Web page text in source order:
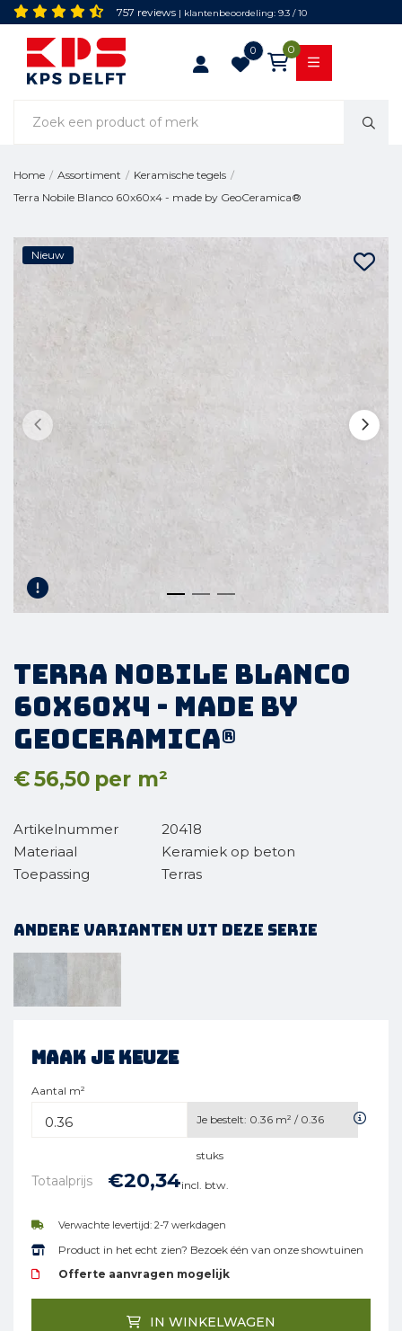
757 reviews | klantenbeoordeling: 9.3 / 10
0 0
Home / Assortiment / Keramische tegels /
Terra Nobile Blanco 60x60x4 - made by GeoCeramica®
Nieuw
Terra Nobile Blanco
60x60x4 - made by
GeoCeramica®
€56,50 per m²
Artikelnummer
20418
Materiaal
Keramiek op beton
Toepassing
Terras
Andere varianten uit deze serie
Maak je keuze
Aantal m²
Je bestelt: 0.36 m² / 0.36
stuks
Totaalprijs €20,34incl. btw.
Verwachte levertijd: 2-7 werkdagen
Product in het echt zien? Bezoek één van onze showtuinen
Offerte aanvragen mogelijk
IN WINKELWAGEN